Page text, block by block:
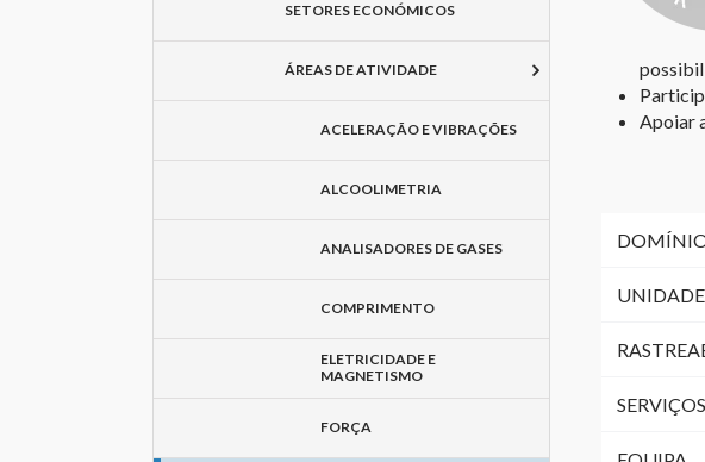
SETORES ECONÓMICOS
ÁREAS DE ATIVIDADE
ACELERAÇÃO E VIBRAÇÕES
ALCOOLIMETRIA
ANALISADORES DE GASES
COMPRIMENTO
ELETRICIDADE E
MAGNETISMO
FORÇA
Apoiar